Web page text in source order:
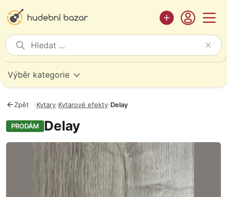
Výběr kategorie
Zpět ›Kytary›Kytarové efekty›Delay
PRODÁM Delay
Fotografie